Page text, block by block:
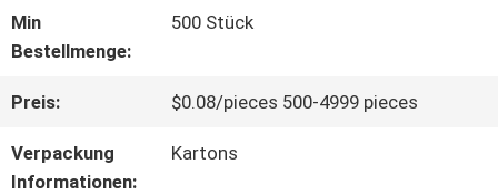
SHOW
UNS
Min
Bestellmenge:
500 Stück
Preis: $0.08/pieces 500-4999 pieces
Verpackung
Informationen:
Kartons